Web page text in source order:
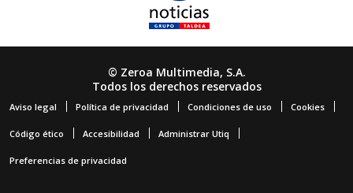
© Zeroa Multimedia, S.A.
Todos los derechos reservados
Aviso legal Política de privacidad Condiciones de uso Cookies
Código ético Accesibilidad Administrar Utiq
Preferencias de privacidad